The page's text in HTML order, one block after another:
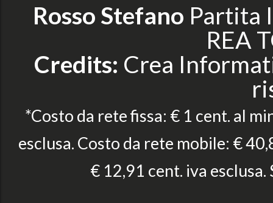
Rosso Stefano Partita
REA
Credits: Crea
*Costo da rete fissa: € 1 cent. al
esclusa. Costo da rete mobile: €
€ 12,91 cent. iva